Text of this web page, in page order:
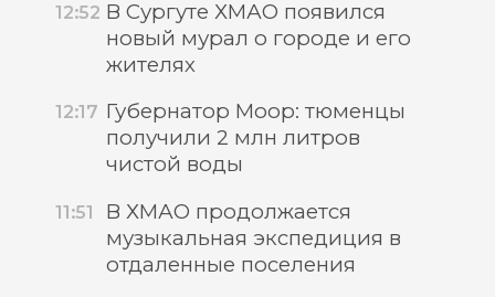
12:52 В Сургуте ХМАО появился
новый мурал о городе и его
жителях
12:17 Губернатор Моор: тюменцы
получили 2 млн литров
чистой воды
11:51
В ХМАО продолжается
музыкальная экспедиция в
отдаленные поселения